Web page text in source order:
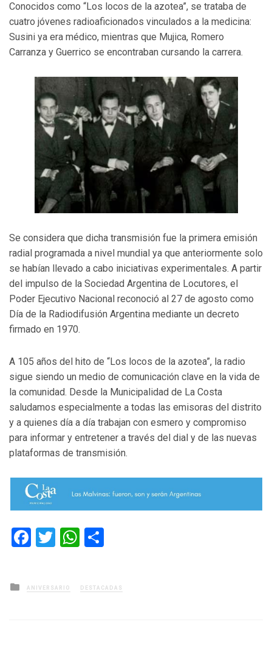
Conocidos como “Los locos de la azotea”, se trataba de
cuatro jóvenes radioaficionados vinculados a la medicina:
Susini ya era médico, mientras que Mujica, Romero
Carranza y Guerrico se encontraban cursando la carrera.
Se considera que dicha transmisión fue la primera emisión
radial programada a nivel mundial ya que anteriormente solo
se habían llevado a cabo iniciativas experimentales. A partir
del impulso de la Sociedad Argentina de Locutores, el
Poder Ejecutivo Nacional reconoció al 27 de agosto como
Día de la Radiodifusión Argentina mediante un decreto
firmado en 1970.
A 105 años del hito de “Los locos de la azotea”, la radio
sigue siendo un medio de comunicación clave en la vida de
la comunidad. Desde la Municipalidad de La Costa
saludamos especialmente a todas las emisoras del distrito
y a quienes día a día trabajan con esmero y compromiso
para informar y entretener a través del dial y de las nuevas
plataformas de transmisión.
Facebook
TwitterWhatsApp
Posted
in
ANIVERSARIO DESTACADAS